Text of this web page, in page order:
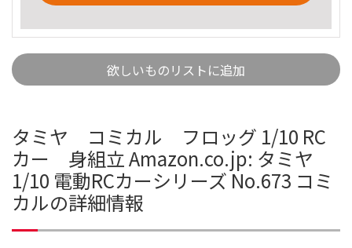
欲しいものリストに追加
タミヤ コミカル フロッグ 1/10 RC
カー 身組立 Amazon.co.jp: タミヤ
1/10 電動RCカーシリーズ No.673 コミ
カルの詳細情報